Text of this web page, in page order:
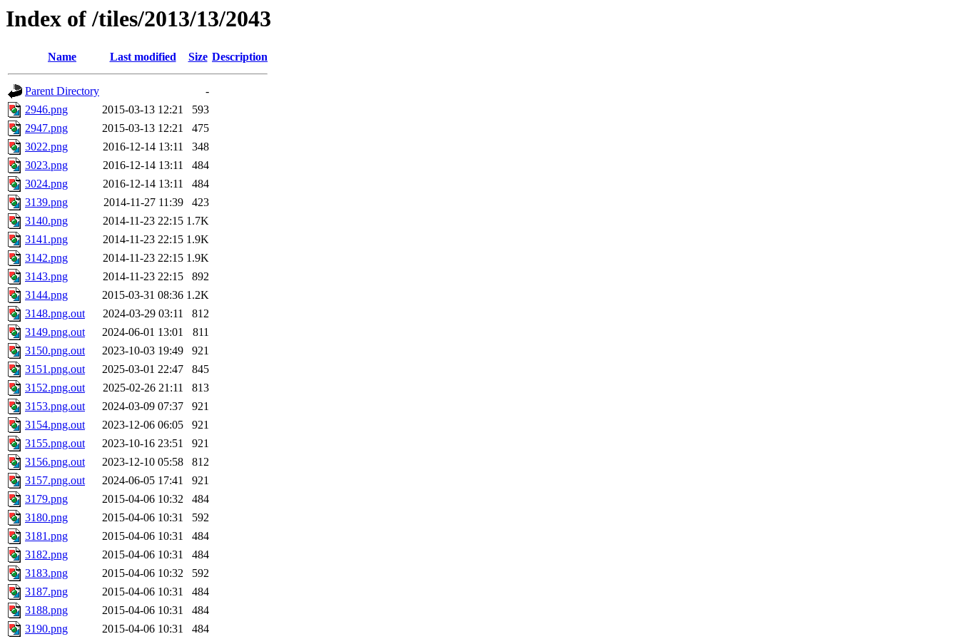
Index of /tiles/2013/13/2043
Name Last modified Size Description
Parent Directory
-
2946.png
2015-03-13 12:21
593
2947.png
2015-03-13 12:21
475
3022.png
2016-12-14 13:11
348
3023.png
2016-12-14 13:11
484
3024.png
2016-12-14 13:11
484
3139.png
2014-11-27 11:39
423
3140.png
2014-11-23 22:15 1.7K
3141.png
2014-11-23 22:15 1.9K
3142.png
2014-11-23 22:15 1.9K
3143.png
2014-11-23 22:15
892
3144.png
2015-03-31 08:36 1.2K
3148.png.out
2024-03-29 03:11
812
3149.png.out
2024-06-01 13:01
811
3150.png.out
2023-10-03 19:49
921
3151.png.out
2025-03-01 22:47
845
3152.png.out
2025-02-26 21:11
813
3153.png.out
2024-03-09 07:37
921
3154.png.out
2023-12-06 06:05
921
3155.png.out
2023-10-16 23:51
921
3156.png.out
2023-12-10 05:58
812
3157.png.out
2024-06-05 17:41
921
3179.png
2015-04-06 10:32
484
3180.png
2015-04-06 10:31
592
3181.png
2015-04-06 10:31
484
3182.png
2015-04-06 10:31
484
3183.png
2015-04-06 10:32
592
3187.png
2015-04-06 10:31
484
3188.png
2015-04-06 10:31
484
3190.png
2015-04-06 10:31 484